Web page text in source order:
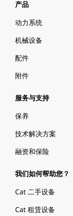
产品
动力系统
机械设备
配件
附件
服务与支持
保养
技术解决方案
融资和保险
我们如何帮助您？
Cat 二手设备
Cat 租赁设备